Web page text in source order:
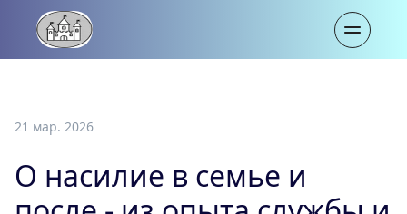
21 мар. 2026
О насилие в семье и